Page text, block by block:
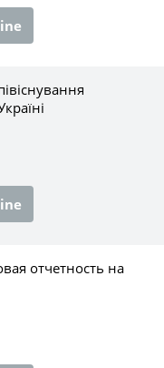
отчетность на